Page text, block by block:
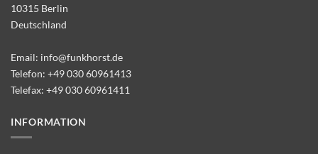
10315 Berlin
Deutschland
Email: info@funkhorst.de
Telefon: +49 030 60961413
Telefax: +49 030 60961411
INFORMATION